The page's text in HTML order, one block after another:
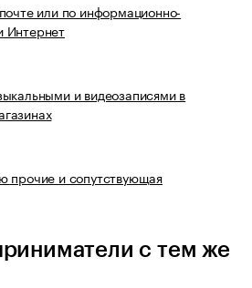
или по информационно-
Интернет
и видеозаписями в
прочие и сопутствующая
с тем же